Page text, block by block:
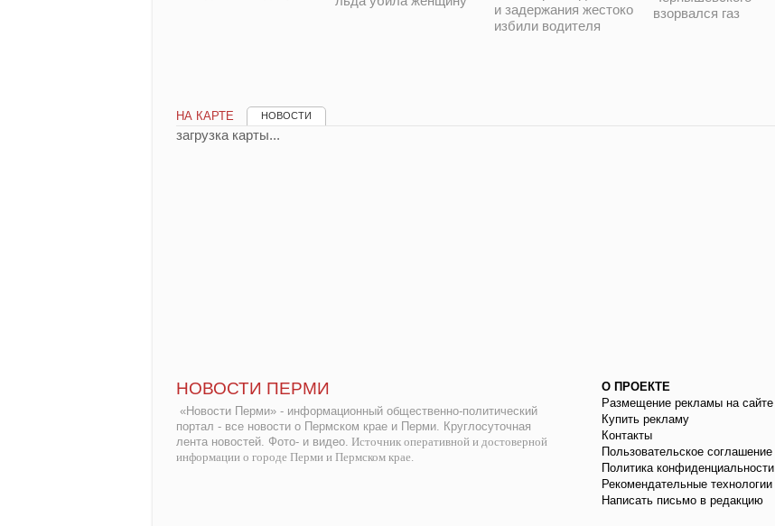
и задержания жестоко
избили водителя
взорвался газ
НА КАРТЕ НОВОСТИ
загрузка карты...
НОВОСТИ ПЕРМИ
«Новости Перми» - информационный общественно-политический
портал - все новости о Пермском крае и Перми. Круглосуточная
лента новостей. Фото- и видео. Источник оперативной и достоверной
информации о городе Перми и Пермском крае.
О ПРОЕКТЕ
Размещение рекламы на сайте
Купить рекламу
Контакты
Пользовательское соглашение
Политика конфиденциальности
Рекомендательные технологии
Написать письмо в редакцию